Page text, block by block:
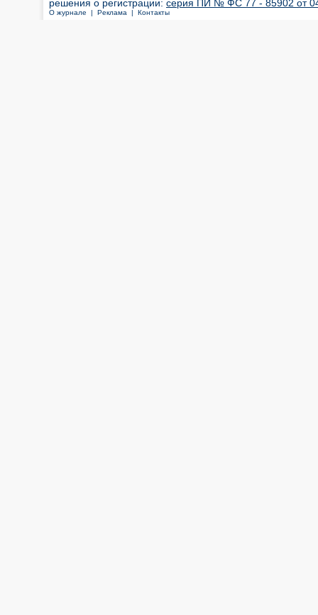
решения о регистрации: серия ПИ № ФС 77 - 85902 от 04
О журнале | Реклама | Контакты